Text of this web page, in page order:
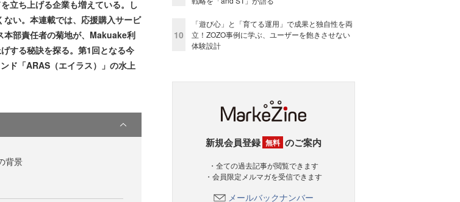
立ち上げる企業も増えている。し
い。本連載では、応援購入サービ
本部責任者の菊地が、Makuake利
する秘訣を探る。第1回となる今
ド「ARAS（エイラス）」の水上
背景
10
「遊び心」と「育てる運用」で成果と独自性を両
立！ZOZO事例に学ぶ、ユーザーを飽きさせない
体験設計
新規会員登録 無料 のご案内
・全ての過去記事が閲覧できます
・会員限定メルマガを受信できます
メールバックナンバー